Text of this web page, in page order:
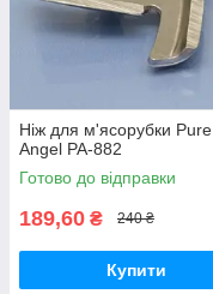
Ніж для м'ясорубки Pure
Angel PA-882
Готово до відправки
189,60 ₴ 240 ₴
Купити